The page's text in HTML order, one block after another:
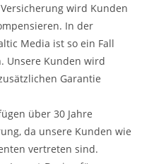
wird Kunden
In der
Media ist so ein Fall
Unsere Kunden wird
Garantie
über 30 Jahre
da unsere Kunden wie
vertreten sind.